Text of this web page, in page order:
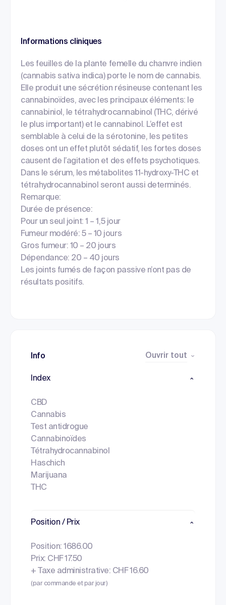
Informations cliniques
Les feuilles de la plante femelle du chanvre indien
(cannabis sativa indica) porte le nom de cannabis.
Elle produit une sécrétion résineuse contenant les
cannabinoïdes, avec les principaux éléments: le
cannabiniol, le tétrahydrocannabinol (THC, dérivé
le plus important) et le cannabinol. L’effet est
semblable à celui de la sérotonine, les petites
doses ont un effet plutôt sédatif, les fortes doses
causent de l’agitation et des effets psychotiques.
Dans le sérum, les métabolites 11-hydroxy-THC et
tétrahydrocannabinol seront aussi determinés.
Remarque:
Durée de présence:
Pour un seul joint: 1 – 1,5 jour
Fumeur modéré: 5 – 10 jours
Gros fumeur: 10 – 20 jours
Dépendance: 20 – 40 jours
Les joints fumés de façon passive n’ont pas de
résultats positifs.
Info Ouvrir tout
Index
CBD
Cannabis
Test antidrogue
Cannabinoïdes
Tétrahydrocannabinol
Haschich
Marijuana
THC
Position / Prix
Position: 1686.00
Prix: CHF 17.50
+ Taxe administrative: CHF 16.60
(par commande et par jour)